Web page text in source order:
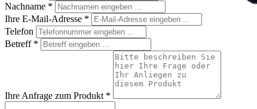
Nachname *
Ihre E-Mail-Adresse *
Telefon
Betreff *
Ihre Anfrage zum Produkt *